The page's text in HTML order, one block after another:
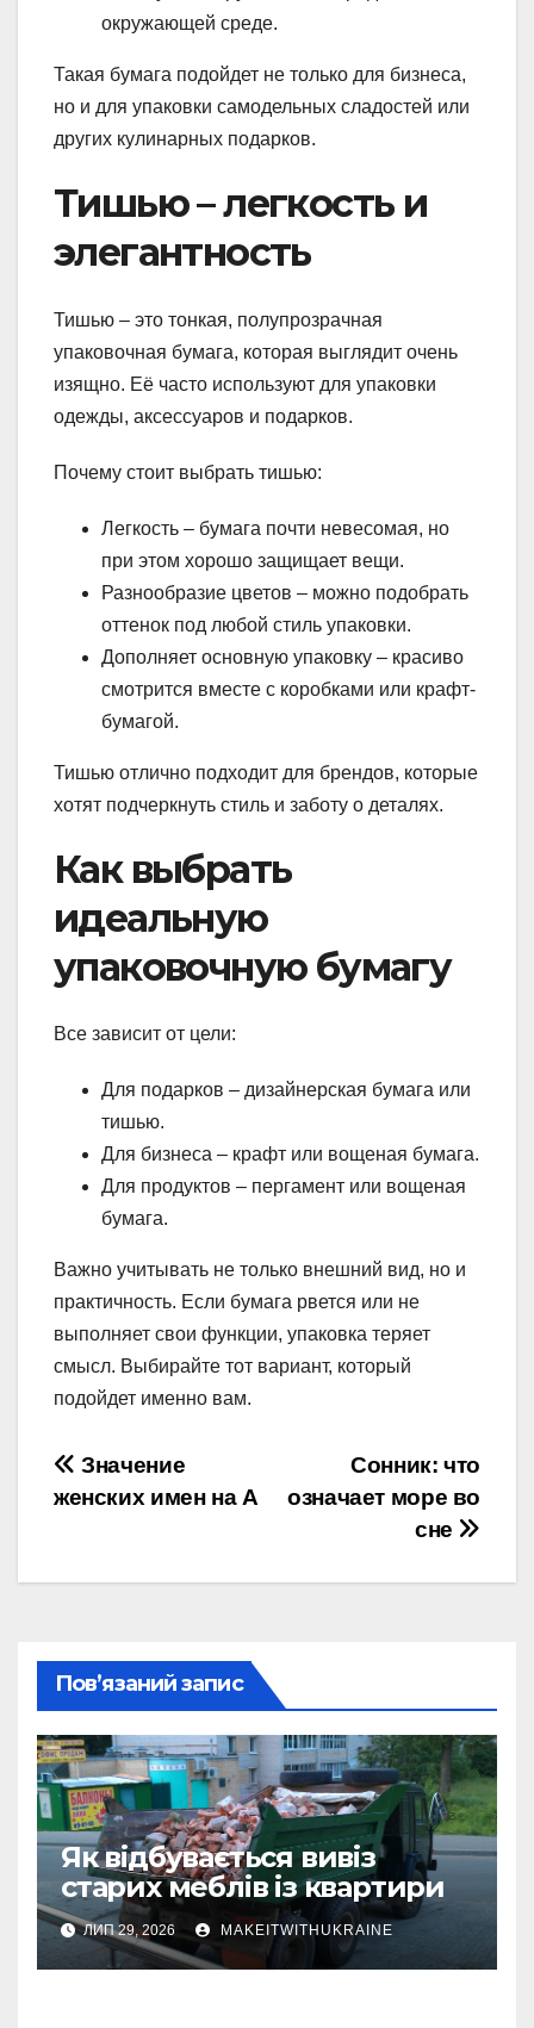
окружающей среде.
Такая бумага подойдет не только для бизнеса,
но и для упаковки самодельных сладостей или
других кулинарных подарков.
Тишью – легкость и
элегантность
Тишью – это тонкая, полупрозрачная
упаковочная бумага, которая выглядит очень
изящно. Её часто используют для упаковки
одежды, аксессуаров и подарков.
Почему стоит выбрать тишью:
Легкость – бумага почти невесомая, но
при этом хорошо защищает вещи.
Разнообразие цветов – можно подобрать
оттенок под любой стиль упаковки.
Дополняет основную упаковку – красиво
смотрится вместе с коробками или крафт-
бумагой.
Тишью отлично подходит для брендов, которые
хотят подчеркнуть стиль и заботу о деталях.
Как выбрать
идеальную
упаковочную бумагу
Все зависит от цели:
Для подарков – дизайнерская бумага или
тишью.
Для бизнеса – крафт или вощеная бумага.
Для продуктов – пергамент или вощеная
бумага.
Важно учитывать не только внешний вид, но и
практичность. Если бумага рвется или не
выполняет свои функции, упаковка теряет
смысл. Выбирайте тот вариант, который
подойдет именно вам.
Навігація
Сонник: что
означает море во
сне
Значение
женских имен на А
Пов’язаний запис
Як відбувається вивіз
старих меблів із квартири
ЛИП 29, 2026 MAKEITWITHUKRAINE